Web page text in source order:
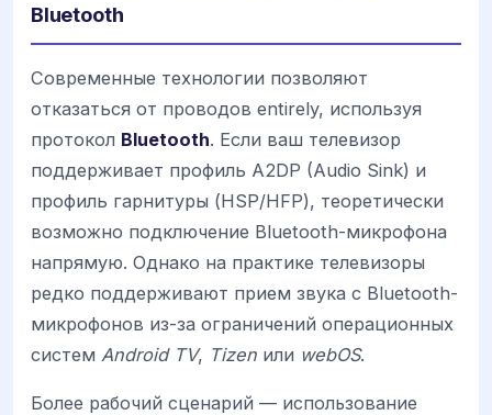
Bluetooth
Современные технологии позволяют
отказаться от проводов entirely, используя
протокол Bluetooth. Если ваш телевизор
поддерживает профиль A2DP (Audio Sink) и
профиль гарнитуры (HSP/HFP), теоретически
возможно подключение Bluetooth-микрофона
напрямую. Однако на практике телевизоры
редко поддерживают прием звука с Bluetooth-
микрофонов из-за ограничений операционных
систем Android TV, Tizen или webOS.
Более рабочий сценарий — использование